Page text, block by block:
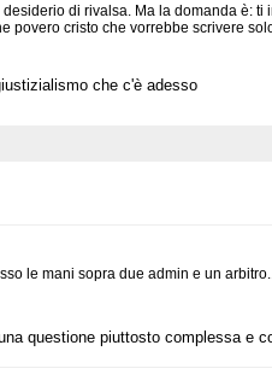
di rivalsa. Ma la domanda è:
povero cristo che vorrebbe scrivere
che c'è adesso
le mani sopra due admin e un
questione piuttosto complessa e